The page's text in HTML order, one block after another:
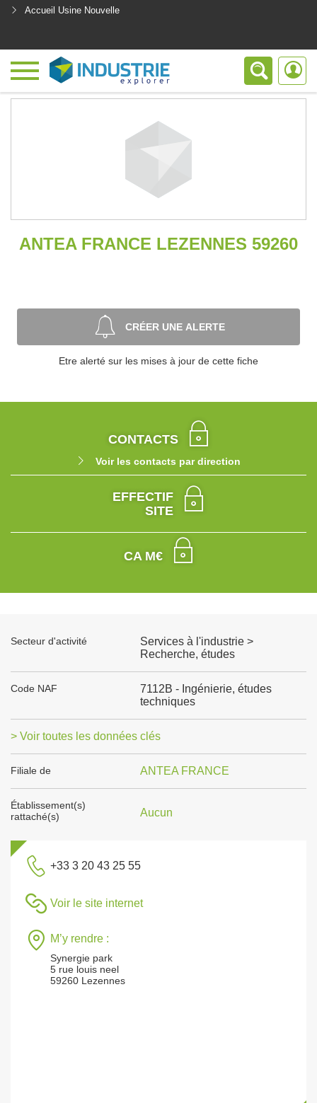
Accueil Usine Nouvelle
ANTEA FRANCE LEZENNES 59260
CRÉER UNE ALERTE
Etre alerté sur les mises à jour de cette fiche
CONTACTS
Voir les contacts par direction
EFFECTIF
SITE
CA M€
Secteur d'activité
Services à l'industrie >
Recherche, études
Code NAF
7112B - Ingénierie, études
techniques
> Voir toutes les données clés
Filiale de ANTEA FRANCE
Établissement(s)
rattaché(s)
Aucun
+33 3 20 43 25 55
Voir le site internet
M’y rendre :
Synergie park
5 rue louis neel
59260 Lezennes